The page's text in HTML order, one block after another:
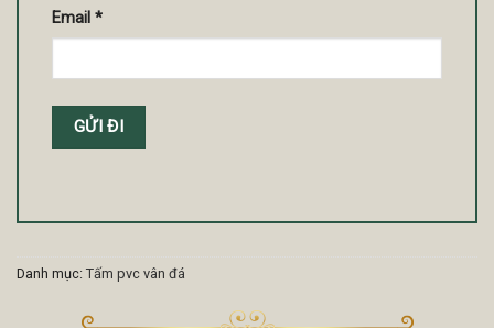
Email *
Danh mục: Tấm pvc vân đá